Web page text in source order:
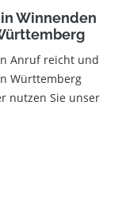
Winnenden
Anruf reicht und
Württemberg
nutzen Sie unser